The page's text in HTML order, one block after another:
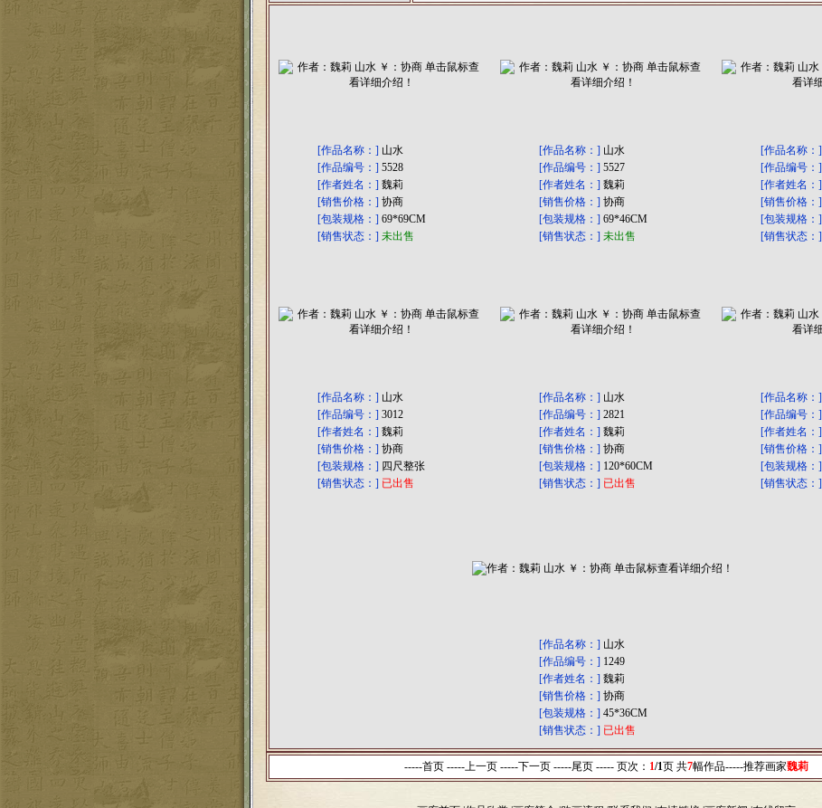
[作品名称：] 山水
[作品编号：] 5528
[作者姓名：] 魏莉
[销售价格：] 协商
[包装规格：] 69*69CM
[销售状态：] 未出售
[作品名称：] 山水
[作品编号：] 5527
[作者姓名：] 魏莉
[销售价格：] 协商
[包装规格：] 69*46CM
[销售状态：] 未出售
[作品名称：]
[作品编号：]
[作者姓名：]
[销售价格：]
[包装规格：]
[销售状态：]
[作品名称：] 山水
[作品编号：] 3012
[作者姓名：] 魏莉
[销售价格：] 协商
[包装规格：] 四尺整张
[销售状态：] 已出售
[作品名称：] 山水
[作品编号：] 2821
[作者姓名：] 魏莉
[销售价格：] 协商
[包装规格：] 120*60CM
[销售状态：] 已出售
[作品名称：]
[作品编号：]
[作者姓名：]
[销售价格：]
[包装规格：]
[销售状态：]
[作品名称：] 山水
[作品编号：] 1249
[作者姓名：] 魏莉
[销售价格：] 协商
[包装规格：] 45*36CM
[销售状态：] 已出售
-----首页 -----上一页 -----下一页 -----尾页 -----页次： 1/1页 共7幅作品-----推荐画家魏莉